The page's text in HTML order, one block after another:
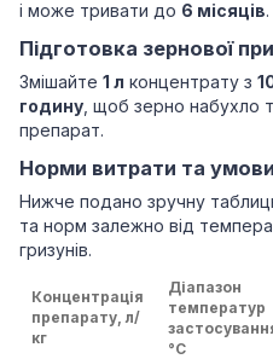
і може тривати до 6 місяців.
Підготовка зернової
Змішайте 1 л концентрату з
годину , щоб зерно набухло
препарат.
Норми витрати та
Нижче подано зручну
та норм залежно від
гризунів.
Концентрація
препарату, л/
кг
Діапазон
температур
°C